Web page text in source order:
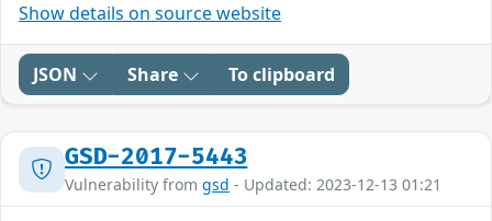
Show details on source website
JSON Share To clipboard
GSD-2017-5443
Vulnerability from gsd - Updated: 2023-12-13 01:21